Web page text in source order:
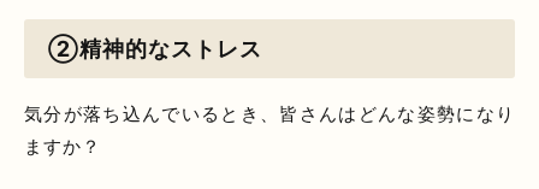
②精神的なストレス
気分が落ち込んでいるとき、皆さんはどんな姿勢になり
ますか？